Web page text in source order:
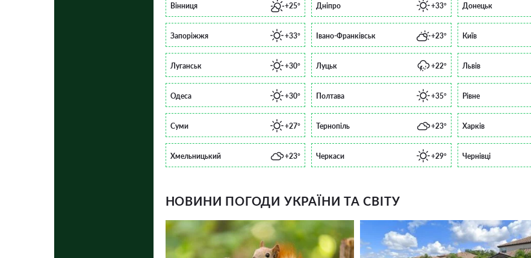
Вінниця +25° Дніпро +33° Донецьк
Запоріжжя +33° Івано-Франківськ +23° Київ
Луганськ +30° Луцьк +22° Львів
Одеса +30° Полтава +35° Рівне
Суми +27° Тернопіль +23° Харків
Хмельницький +23° Черкаси +29° Чернівці
НОВИНИ ПОГОДИ УКРАЇНИ ТА СВІТУ